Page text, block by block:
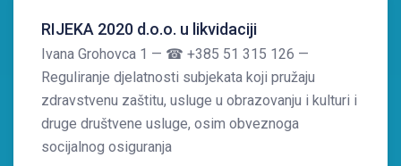
RIJEKA 2020 d.o.o. u likvidaciji
Ivana Grohovca 1 — ☎ +385 51 315 126 —
Reguliranje djelatnosti subjekata koji pružaju
zdravstvenu zaštitu, usluge u obrazovanju i kulturi i
druge društvene usluge, osim obveznoga
socijalnog osiguranja